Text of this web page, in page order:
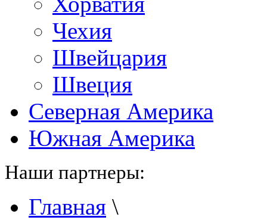
Чехия
Швейцария
Швеция
Северная Америка
Южная Америка
Наши партнеры:
Главная \